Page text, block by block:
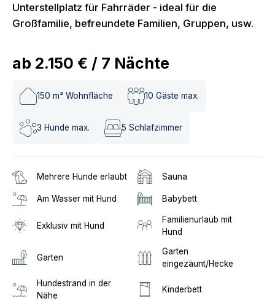
Unterstellplatz für Fahrräder - ideal für die
Großfamilie, befreundete Familien, Gruppen, usw.
ab 2.150 € / 7 Nächte
150 m² Wohnfläche 10 Gäste max.
3 Hunde max. 5 Schlafzimmer
Mehrere Hunde erlaubt Sauna
Am Wasser mit Hund Babybett
Exklusiv mit Hund
Familienurlaub mit
Hund
Garten
Garten
eingezäunt/Hecke
Hundestrand in der
Nähe
Kinderbett